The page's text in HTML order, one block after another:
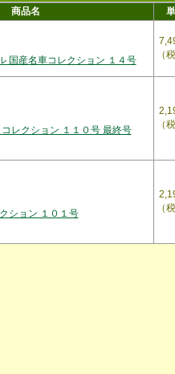
商品名
国産名車コレクション １４号
（
レクション １１０号 最終号
（
ション １０１号
（